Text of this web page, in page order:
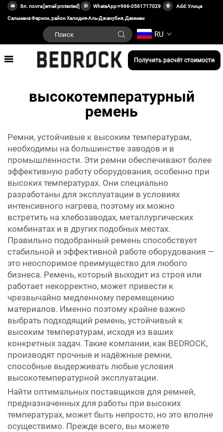
Эл. почта:[email protected] WhatsApp:+966-0561717029 Add: Улица
Сальмана Фариси, район Халидия-Аль-Джанубия, Даммам
RU
Получить расчёт стоимости
высокотемпературный
ремень
Ремни, устойчивые к высоким температурам,
необходимы на большинстве заводов и в
промышленности. Эти ремни обеспечивают более
эффективную работу оборудования, особенно при
высоких температурах. Они специально
разработаны для эксплуатации в условиях
интенсивного нагрева, поэтому их можно
встретить на хлебозаводах, металлургических
комбинатах и в других подобных местах.
Правильно подобранный ремень способствует
стабильной и эффективной работе оборудования —
это неоспоримое преимущество для любого
бизнеса. Ремень, который выходит из строя или
работает некорректно, может привести к
чрезвычайно медленному перемещению
материалов. Именно поэтому крайне важно
выбрать подходящий ремень, устойчивый к
высоким температурам, исходя из ваших
конкретных задач. Такие компании, как BEDROCK,
производят прочные и надёжные ремни,
способные выдерживать любые условия
высокотемпературной эксплуатации.
Найти оптимальных поставщиков для ремней,
предназначенных для работы при высоких
температурах, может быть непросто, но это вполне
осуществимо. Прежде всего, вы можете